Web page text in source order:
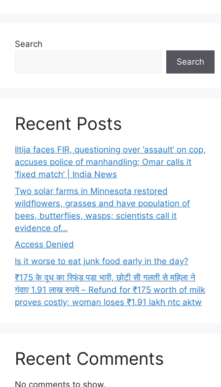
Search
Search
Recent Posts
Iltija faces FIR, questioning over ‘assault’ on cop,
accuses police of manhandling; Omar calls it
‘fixed match’ | India News
Two solar farms in Minnesota restored
wildflowers, grasses and have population of
bees, butterflies, wasps; scientists call it
evidence of…
Access Denied
Is it worse to eat junk food early in the day?
₹175 के दूध का रिफंड पड़ा भारी, छोटी सी गलती से महिला ने
गंवाए 1.91 लाख रुपये – Refund for ₹175 worth of milk
proves costly; woman loses ₹1.91 lakh ntc aktw
Recent Comments
No comments to show.